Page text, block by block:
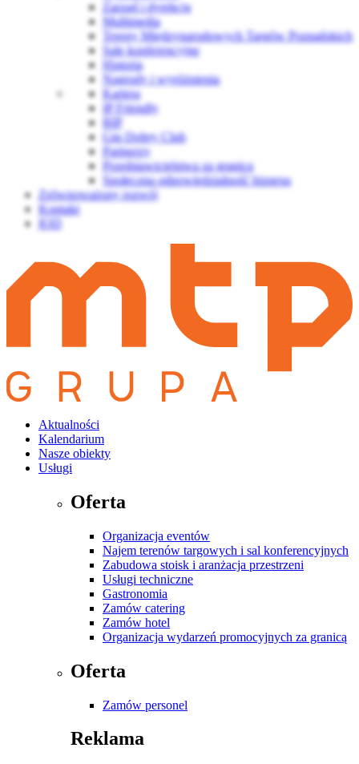
Zarząd i dyrekcja
Multimedia
Tereny Międzynarodowych Targów Poznańskich
Sale konferencyjne
Historia
Nagrody i wyróżnienia
Kariera
IP Friendly
BIP
Gin Dobry Club
Partnerzy
Przedstawicielstwa za granicą
Społeczna odpowiedzialność biznesu
Zrównoważony rozwój
Kontakt
IOD
Aktualności
Kalendarium
Nasze obiekty
Usługi
Oferta
Organizacja eventów
Najem terenów targowych i sal konferencyjnych
Zabudowa stoisk i aranżacja przestrzeni
Usługi techniczne
Gastronomia
Zamów catering
Zamów hotel
Organizacja wydarzeń promocyjnych za granicą
Oferta
Zamów personel
Reklama